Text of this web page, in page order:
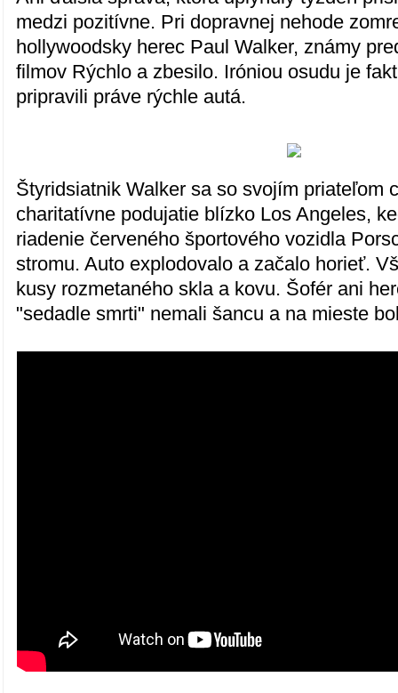
medzi pozitívne. Pri dopravnej nehode
hollywoodsky herec Paul Walker, známy
filmov Rýchlo a zbesilo. Iróniou osudu je
pripravili práve rýchle autá.
Štyridsiatnik Walker sa so svojím priateľom
charitatívne podujatie blízko Los Angeles,
riadenie červeného športového vozidla
stromu. Auto explodovalo a začalo horieť.
kusy rozmetaného skla a kovu. Šofér ani
"sedadle smrti" nemali šancu a na mieste